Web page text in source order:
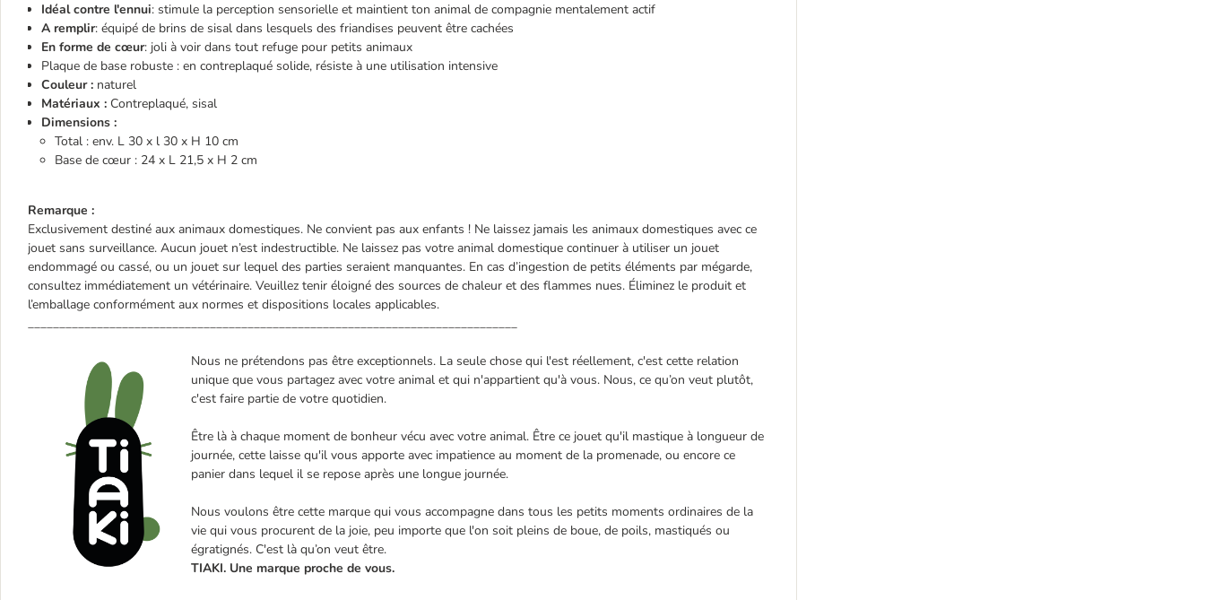
Idéal contre l'ennui: stimule la perception sensorielle et maintient ton animal de compagnie mentalement actif
A remplir: équipé de brins de sisal dans lesquels des friandises peuvent être cachées
En forme de cœur: joli à voir dans tout refuge pour petits animaux
Plaque de base robuste : en contreplaqué solide, résiste à une utilisation intensive
Couleur : naturel
Matériaux : Contreplaqué, sisal
Dimensions :
Total : env. L 30 x l 30 x H 10 cm
Base de cœur : 24 x L 21,5 x H 2 cm
Remarque :
Exclusivement destiné aux animaux domestiques. Ne convient pas aux enfants ! Ne laissez jamais les animaux domestiques avec ce
jouet sans surveillance. Aucun jouet n’est indestructible. Ne laissez pas votre animal domestique continuer à utiliser un jouet
endommagé ou cassé, ou un jouet sur lequel des parties seraient manquantes. En cas d’ingestion de petits éléments par mégarde,
consultez immédiatement un vétérinaire. Veuillez tenir éloigné des sources de chaleur et des flammes nues. Éliminez le produit et
l’emballage conformément aux normes et dispositions locales applicables.
______________________________________________________________________________
Nous ne prétendons pas être exceptionnels. La seule chose qui l'est réellement, c'est cette relation
unique que vous partagez avec votre animal et qui n'appartient qu'à vous. Nous, ce qu’on veut plutôt,
c'est faire partie de votre quotidien.
Être là à chaque moment de bonheur vécu avec votre animal. Être ce jouet qu'il mastique à longueur de
journée, cette laisse qu'il vous apporte avec impatience au moment de la promenade, ou encore ce
panier dans lequel il se repose après une longue journée.
Nous voulons être cette marque qui vous accompagne dans tous les petits moments ordinaires de la
vie qui vous procurent de la joie, peu importe que l'on soit pleins de boue, de poils, mastiqués ou
égratignés. C'est là qu’on veut être.
TIAKI. Une marque proche de vous.